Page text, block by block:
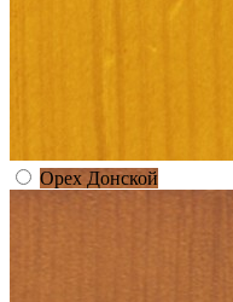
Орех Донской